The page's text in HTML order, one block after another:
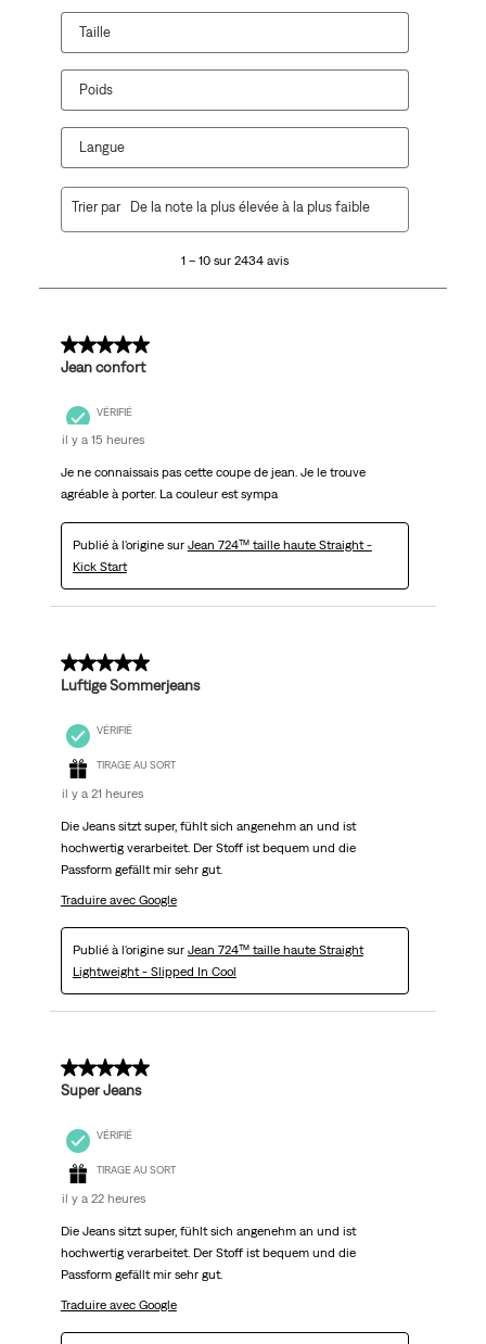
Taille
Poids
Langue
2434
1 – 10 sur 2434 avis
Trier par De la note la plus élevée à la plus faible
5 sur 5 étoiles.
Jean confort
VÉRIFIÉ
il y a 15 heures
Je ne connaissais pas cette coupe de jean. Je le trouve
agréable à porter. La couleur est sympa
Publié à l'origine sur Jean 724™ taille haute Straight -
Kick Start
5 sur 5 étoiles.
Luftige Sommerjeans
VÉRIFIÉ
TIRAGE AU SORT
il y a 21 heures
Die Jeans sitzt super, fühlt sich angenehm an und ist
hochwertig verarbeitet. Der Stoff ist bequem und die
Passform gefällt mir sehr gut.
Traduire avec Google
Publié à l'origine sur Jean 724™ taille haute Straight
Lightweight - Slipped In Cool
5 sur 5 étoiles.
Super Jeans
VÉRIFIÉ
TIRAGE AU SORT
il y a 22 heures
Die Jeans sitzt super, fühlt sich angenehm an und ist
hochwertig verarbeitet. Der Stoff ist bequem und die
Passform gefällt mir sehr gut.
Traduire avec Google